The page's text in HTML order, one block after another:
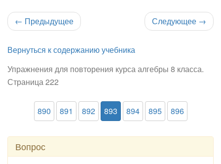
← Предыдущее Следующее →
Вернуться к содержанию учебника
Упражнения для повторения курса алгебры 8 класса.
Страница 222
890 891 892 893 894 895 896
Вопрос